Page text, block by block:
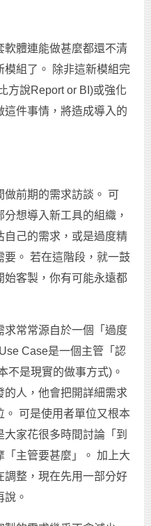
軟體連能做甚麼都還不清
模組了。 除非這新模組完
方說Report or BI)或強化
件事情，將造成導入的
做前期的需求訪談。 可
想導入新工具的組織，
自己的需求，或是過度精
。 若在這階段，就一鼓
始客製，你有可能永遠都
求常常源自於一個「過度
Case是一個主管「認
不是現實的做事方式)。
的人，他會把開詳細需求
。 可是使用者單位又根本
家花很多時間討論「到
主管要甚麼」。 加上大
調整，現在先用一部分好
。